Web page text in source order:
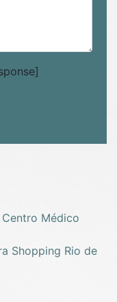
Médico
Shopping Rio de